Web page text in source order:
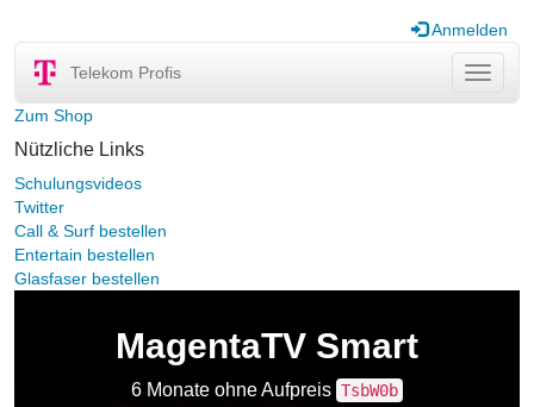
Anmelden
ein-/
Telekom Profis
Zum Shop
Nützliche Links
Schulungsvideos
Twitter
Call & Surf bestellen
Entertain bestellen
Glasfaser bestellen
MagentaTV Smart
6 Monate ohne Aufpreis TsbW0b